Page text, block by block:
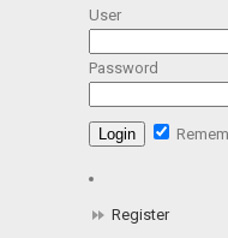
User
Password
Register